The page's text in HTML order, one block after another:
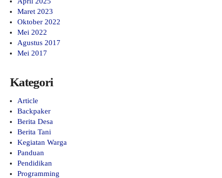
Maret 2023
Oktober 2022
Mei 2022
Agustus 2017
Mei 2017
Kategori
Article
Backpaker
Berita Desa
Berita Tani
Kegiatan Warga
Panduan
Pendidikan
Programming